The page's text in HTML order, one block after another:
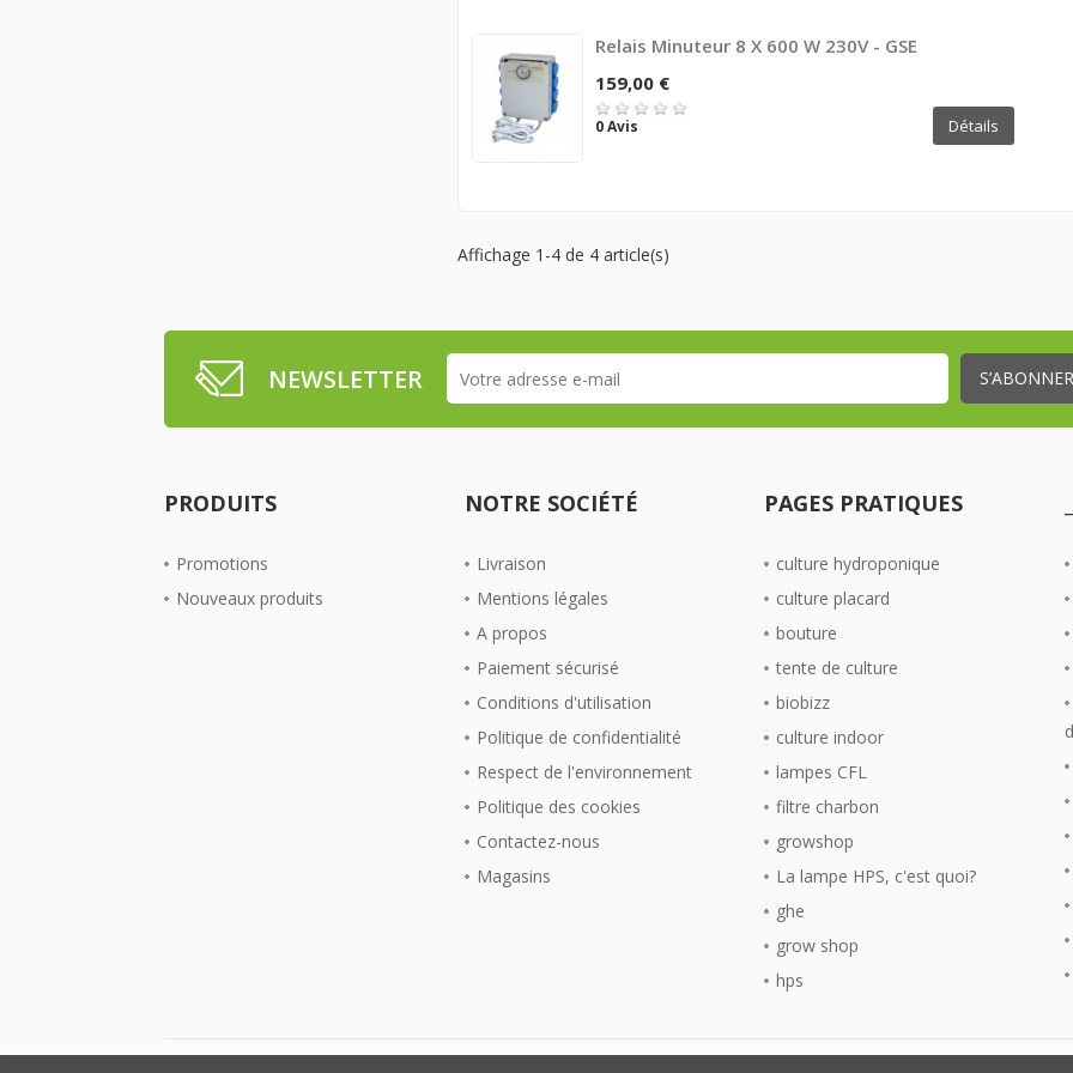
Relais Minuteur 8 X 600 W 230V - GSE
159,00 €
0 Avis Détails
Affichage 1-4 de 4 article(s)
NEWSLETTER
PRODUITS
Promotions
Nouveaux produits
NOTRE SOCIÉTÉ
Livraison
Mentions légales
A propos
Paiement sécurisé
Conditions d'utilisation
Politique de confidentialité
Respect de l'environnement
Politique des cookies
Contactez-nous
Magasins
PAGES PRATIQUES
culture hydroponique
culture placard
bouture
tente de culture
biobizz
culture indoor
lampes CFL
filtre charbon
growshop
La lampe HPS, c'est quoi?
ghe
grow shop
hps